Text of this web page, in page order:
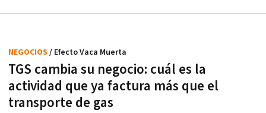
TGS cambia su negocio: cuál es la
actividad que ya factura más que el
transporte de gas
NEGOCIOS / Efecto Vaca Muerta